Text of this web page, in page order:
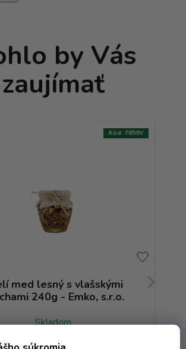
by Vás
zaujímať
med lesný s vlašskými
240g - Emko, s.r.o.
Skladom
Kód: 7859V